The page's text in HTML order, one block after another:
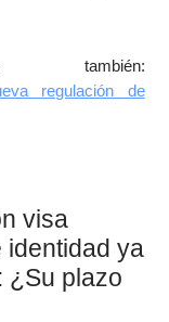
también:
regulación de
visa
identidad ya
¿Su plazo